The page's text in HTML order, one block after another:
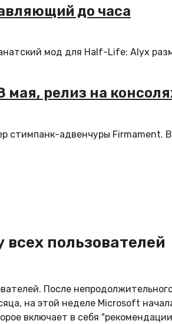
до часа
мод для Half-Life: Alyx
релиз на
стимпанк-адвенчуры Firmament.
пользователей
После
на этой неделе Microsoft
включает в себя